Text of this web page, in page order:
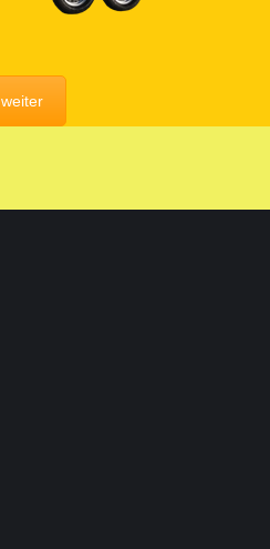
weiter